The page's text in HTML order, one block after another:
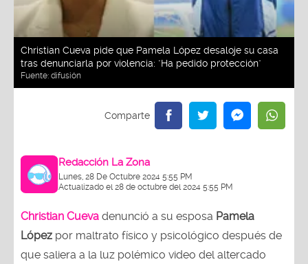
Christian Cueva pide que Pamela López desaloje su casa
tras denunciarla por violencia: "Ha pedido protección"
Fuente: difusión
Redacción La Zona
Lunes, 28 De Octubre 2024 5:55 PM
Actualizado el 28 de octubre del 2024 5:55 PM
Christian Cueva denunció a su esposa Pamela
López por maltrato físico y psicológico después de
que saliera a la luz polémico video del altercado